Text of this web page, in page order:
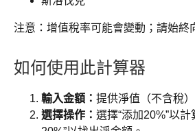
注意：增值稅率可能會變動；請始終
如何使用此計算器
輸入金額： 提供淨值（不含稅
選擇操作： 選擇“添加20%”以